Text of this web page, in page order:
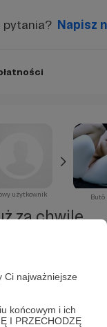
Ci najważniejsze
końcowym i ich
I PRZECHODZĘ
pytania? Napisz
użytkownik Butō
za chwilę